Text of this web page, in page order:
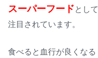
スーパーフードとして
注目されています。
食べると血行が良くなる